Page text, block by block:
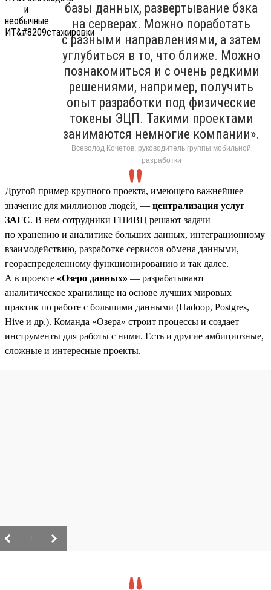
базы данных, развертывание бэка
на серверах. Можно поработать
с разными направлениями, а затем
углубиться в то, что ближе. Можно
познакомиться и с очень редкими
решениями, например, получить
опыт разработки под физические
токены ЭЦП. Такими проектами
занимаются немногие компании».
Всеволод Кочетов, руководитель группы мобильной
разработки
Другой пример крупного проекта, имеющего важнейшее
значение для миллионов людей, — централизация услуг
ЗАГС. В нем сотрудники ГНИВЦ решают задачи
по хранению и аналитике больших данных, интеграционному
взаимодействию, разработке сервисов обмена данными,
геораспределенному функционированию и так далее.
А в проекте «Озеро данных» — разрабатывают
аналитическое хранилище на основе лучших мировых
практик по работе с большими данными (Hadoop, Postgres,
Hive и др.). Команда «Озера» строит процессы и создает
инструменты для работы с ними. Есть и другие амбициозные,
сложные и интересные проекты.